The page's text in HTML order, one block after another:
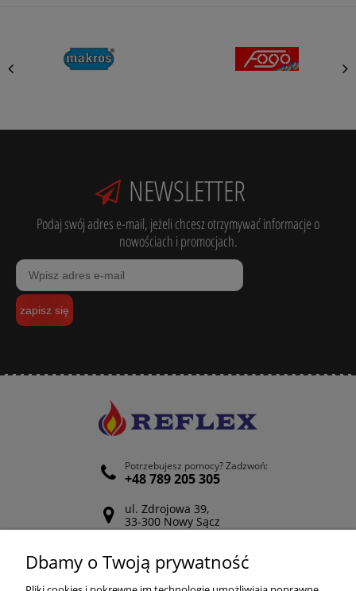
NEWSLETTER
Podaj swój adres e-mail, jeżeli chcesz otrzymywać informacje o
nowościach i promocjach.
zapisz się
Potrzebujesz pomocy? Zadzwoń:
+48 789 205 305
ul. Zdrojowa 39,
33-300 Nowy Sącz
Odwiedź nasz Facebook
Dbamy o Twoją prywatność